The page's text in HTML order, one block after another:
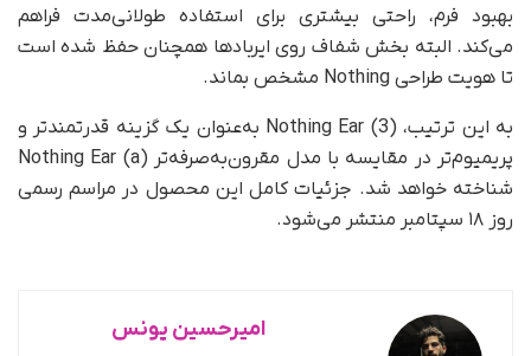
بهبود فرم، راحتی بیشتری برای استفاده طولانی‌مدت فراهم
می‌کند. البته بخش شفاف روی ایربادها همچنان حفظ شده است
تا هویت طراحی Nothing مشخص بماند.
به این ترتیب، Nothing Ear (3) به‌عنوان یک گزینه قدرتمندتر و
پریمیوم‌تر در مقایسه با مدل مقرون‌به‌صرفه‌تر Nothing Ear (a)
شناخته خواهد شد. جزئیات کامل این محصول در مراسم رسمی
روز ۱۸ سپتامبر منتشر می‌شود.
امیرحسین یونس